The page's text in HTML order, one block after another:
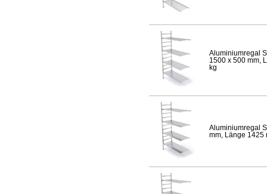
Aluminiumregal
1500 x 500 mm,
kg
Aluminiumregal
mm, Länge 1425